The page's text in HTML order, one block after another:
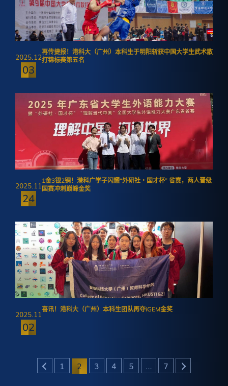
2025.12
03
再传捷报！港科大（广州）本科生于明阳斩获中国大学生武术散
打锦标赛第五名
2025.11
24
1金3银2铜！港科广学子闪耀“外研社・国才杯” 省赛，两人晋级
国赛冲刺巅峰金奖
2025.11
02
喜讯！港科大（广州）本科生团队再夺iGEM金奖
Posts
pagination
1 2 3 4 5 7